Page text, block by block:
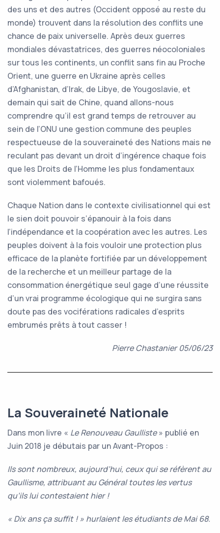
des uns et des autres (Occident opposé au reste du
monde) trouvent dans la résolution des conflits une
chance de paix universelle. Après deux guerres
mondiales dévastatrices, des guerres néocoloniales
sur tous les continents, un conflit sans fin au Proche
Orient, une guerre en Ukraine après celles
d’Afghanistan, d’Irak, de Libye, de Yougoslavie, et
demain qui sait de Chine, quand allons-nous
comprendre qu’il est grand temps de retrouver au
sein de l’ONU une gestion commune des peuples
respectueuse de la souveraineté des Nations mais ne
reculant pas devant un droit d’ingérence chaque fois
que les Droits de l’Homme les plus fondamentaux
sont violemment bafoués.
Chaque Nation dans le contexte civilisationnel qui est
le sien doit pouvoir s’épanouir à la fois dans
l’indépendance et la coopération avec les autres. Les
peuples doivent à la fois vouloir une protection plus
efficace de la planète fortifiée par un développement
de la recherche et un meilleur partage de la
consommation énergétique seul gage d’une réussite
d’un vrai programme écologique qui ne surgira sans
doute pas des vociférations radicales d’esprits
embrumés prêts à tout casser !
Pierre Chastanier 05/06/23
La Souveraineté Nationale
Dans mon livre « Le Renouveau Gaulliste» publié en
Juin 2018 je débutais par un Avant-Propos :
Ils sont nombreux, aujourd’hui, ceux qui se réfèrent au
Gaullisme, attribuant au Général toutes les vertus
qu’ils lui contestaient hier !
« Dix ans ça suffit ! » hurlaient les étudiants de Mai 68.